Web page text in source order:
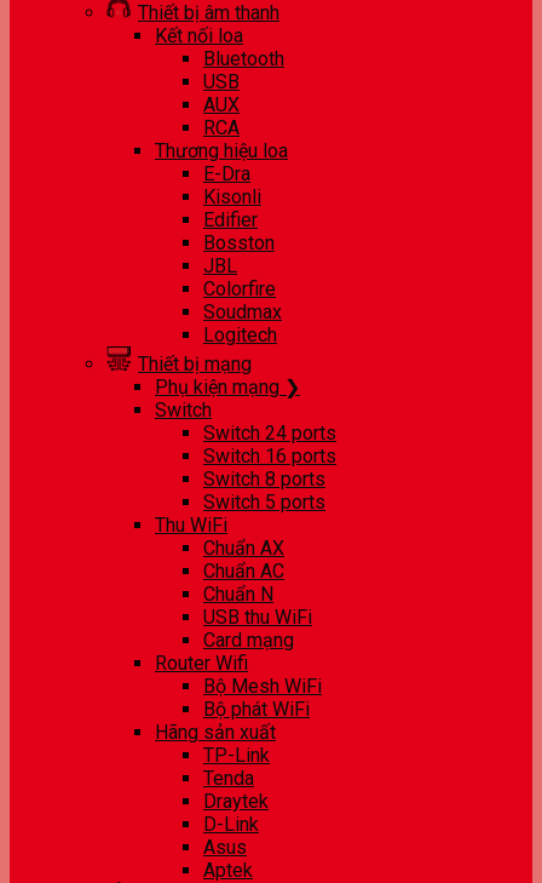
Thiết bị âm thanh
Kết nối loa
Bluetooth
USB
AUX
RCA
Thương hiệu loa
E-Dra
Kisonli
Edifier
Bosston
JBL
Colorfire
Soudmax
Logitech
Thiết bị mạng
Phụ kiện mạng ❯
Switch
Switch 24 ports
Switch 16 ports
Switch 8 ports
Switch 5 ports
Thu WiFi
Chuẩn AX
Chuẩn AC
Chuẩn N
USB thu WiFi
Card mạng
Router Wifi
Bộ Mesh WiFi
Bộ phát WiFi
Hãng sản xuất
TP-Link
Tenda
Draytek
D-Link
Asus
Aptek